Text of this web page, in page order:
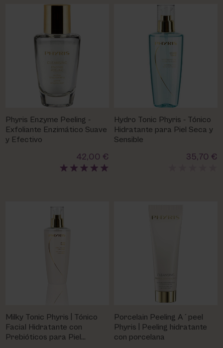
Phyris Enzyme Peeling -
Exfoliante Enzimático Suave
y Efectivo
42,00 €
Hydro Tonic Phyris - Tónico
Hidratante para Piel Seca y
Sensible
35,70 €
Milky Tonic Phyris | Tónico
Facial Hidratante con
Prebióticos para Piel
Porcelain Peeling A´peel
Phyris | Peeling hidratante
con porcelana